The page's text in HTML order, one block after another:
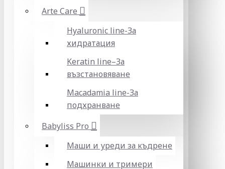
Arte Care
Hyaluronic line-За
хидратация
Keratin line–За
възстановяване
Macadamia line-За
подхранване
Babyliss Pro
Маши и уреди за къдрене
Машинки и тримери